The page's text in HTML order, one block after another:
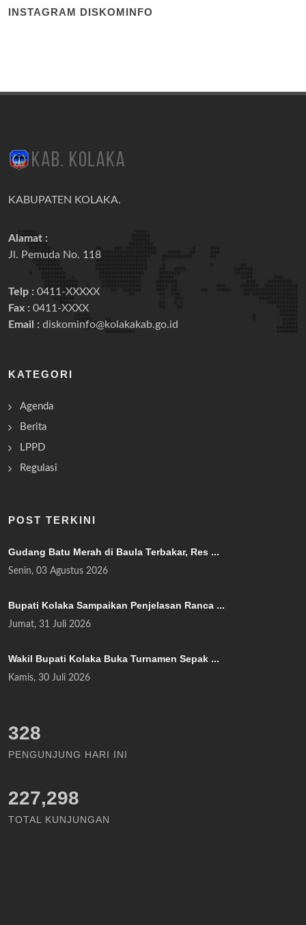
INSTAGRAM DISKOMINFO
KABUPATEN KOLAKA.
Alamat :
Jl. Pemuda No. 118
Telp : 0411-XXXXX
Fax : 0411-XXXX
Email : diskominfo@kolakakab.go.id
KATEGORI
Agenda
Berita
LPPD
Regulasi
POST TERKINI
Gudang Batu Merah di Baula Terbakar, Res ...
Senin, 03 Agustus 2026
Bupati Kolaka Sampaikan Penjelasan Ranca ...
Jumat, 31 Juli 2026
Wakil Bupati Kolaka Buka Turnamen Sepak ...
Kamis, 30 Juli 2026
378
PENGUNJUNG HARI INI
227,298
TOTAL KUNJUNGAN